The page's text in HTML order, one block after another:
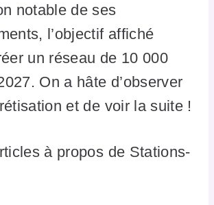
notable de ses
l’objectif affiché
un réseau de 10 000
On a hâte d’observer
et de voir la suite !
à propos de Stations-